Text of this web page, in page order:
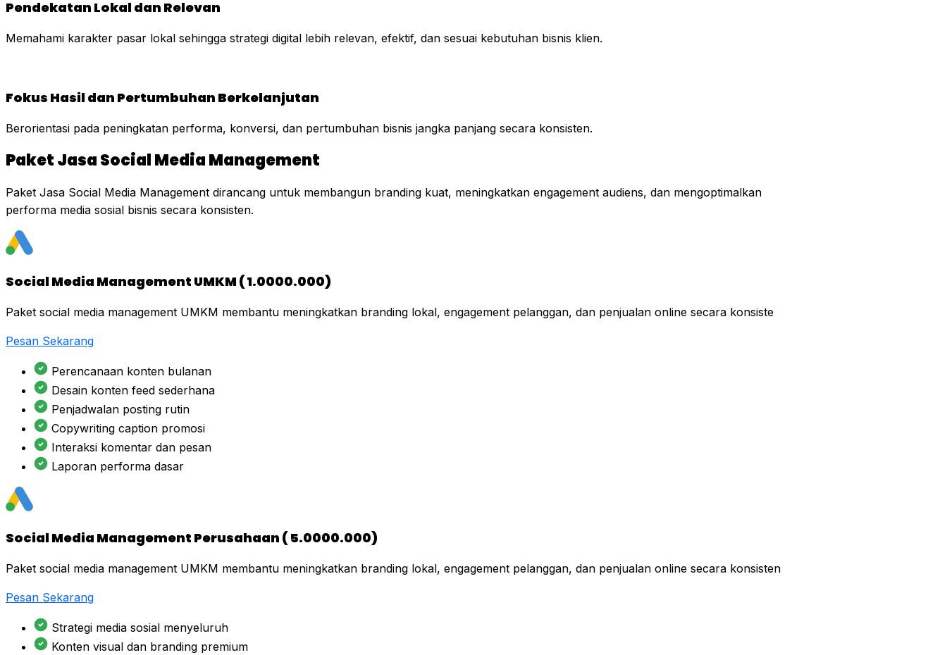
Pendekatan Lokal dan Relevan
Memahami karakter pasar lokal sehingga strategi digital lebih relevan, efektif, dan sesuai kebutuhan bisnis klien.
Fokus Hasil dan Pertumbuhan Berkelanjutan
Berorientasi pada peningkatan performa, konversi, dan pertumbuhan bisnis jangka panjang secara konsisten.
Paket Jasa Social Media Management
Paket Jasa Social Media Management dirancang untuk membangun branding kuat, meningkatkan engagement audiens, dan mengoptimalkan
performa media sosial bisnis secara konsisten.
Social Media Management UMKM ( 1.0000.000)
Paket social media management UMKM membantu meningkatkan branding lokal, engagement pelanggan, dan penjualan online secara konsiste
Pesan Sekarang
Perencanaan konten bulanan
Desain konten feed sederhana
Penjadwalan posting rutin
Copywriting caption promosi
Interaksi komentar dan pesan
Laporan performa dasar
Social Media Management Perusahaan ( 5.0000.000)
Paket social media management UMKM membantu meningkatkan branding lokal, engagement pelanggan, dan penjualan online secara konsisten
Pesan Sekarang
Strategi media sosial menyeluruh
Konten visual dan branding premium